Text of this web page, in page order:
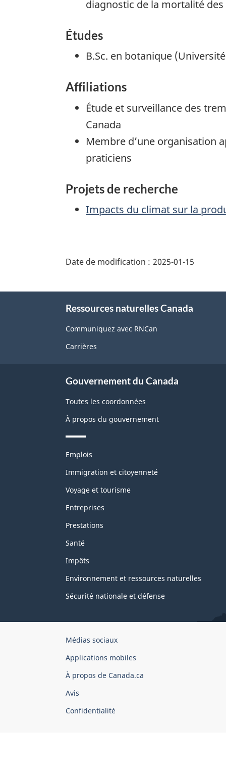
diagnostic de la mortalité
Études
B.Sc. en botanique
Affiliations
Étude et surveillance des
Canada
Membre d’une organisation
praticiens
Projets de recherche
Impacts du climat sur la
de
page"
Date de modification : 2025-01-15
Ressources naturelles Canada
Communiquez avec RNCan
Carrières
Gouvernement du Canada
Toutes les coordonnées
À propos du gouvernement
Thèmes
sujets
Emplois
Immigration et citoyenneté
Voyage et tourisme
Entreprises
Prestations
Santé
Impôts
Environnement et ressources naturelles
Sécurité nationale et défense
Organisation
gouvernement
du
Canada
Médias sociaux
Applications mobiles
À propos de Canada.ca
Avis
Confidentialité